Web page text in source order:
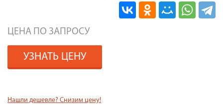
ЦЕНА ПО ЗАПРОСУ
УЗНАТЬ ЦЕНУ
Нашли дешевле? Снизим цену!